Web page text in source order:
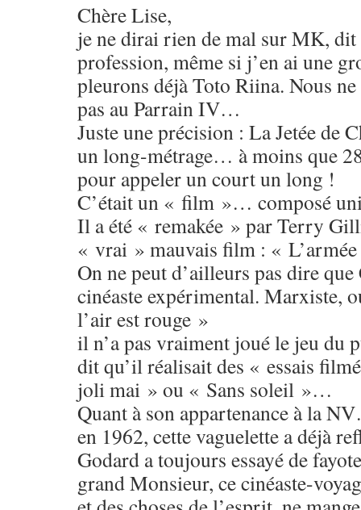
Chère Lise,
je ne dirai rien de mal sur MK,
profession, même si j’en ai une
pleurons déjà Toto Riina. Nous
pas au Parrain IV…
Juste une précision : La Jetée de
un long-métrage… à moins que
pour appeler un court un long !
C’était un « film »… composé
Il a été « remakée » par Terry
« vrai » mauvais film : «
On ne peut d’ailleurs pas dire
cinéaste expérimental. Marxiste,
l’air est rouge »
il n’a pas vraiment joué le jeu du
dit qu’il réalisait des « essais
joli mai » ou « Sans soleil »…
Quant à son appartenance à la
en 1962, cette vaguelette a déjà
Godard a toujours essayé de
grand Monsieur, ce cinéaste-